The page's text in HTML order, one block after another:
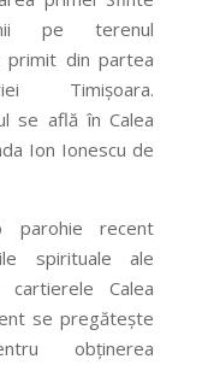
pe terenul
primit din partea
Timişoara.
se află în Calea
Ion Ionescu de
parohie recent
spirituale ale
cartierele Calea
se pregătește
obținerea